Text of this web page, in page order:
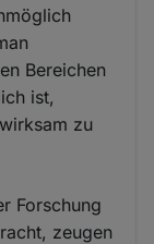
Bereichen
ist,
zu
Forschung
zeugen